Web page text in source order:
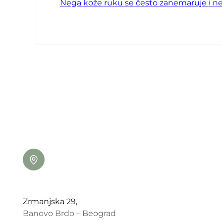
Nega kože ruku se često zanemaruje i
Zrmanjska 29,
Banovo Brdo – Beograd